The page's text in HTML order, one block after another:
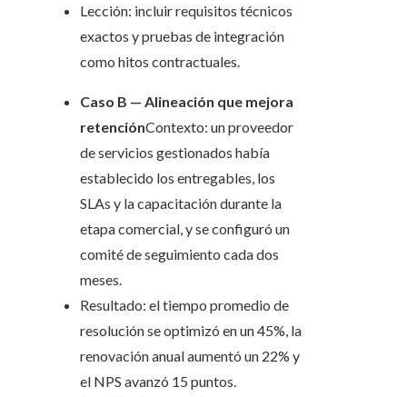
Lección: incluir requisitos técnicos
exactos y pruebas de integración
como hitos contractuales.
Caso B — Alineación que mejora
retenciónContexto: un proveedor
de servicios gestionados había
establecido los entregables, los
SLAs y la capacitación durante la
etapa comercial, y se configuró un
comité de seguimiento cada dos
meses.
Resultado: el tiempo promedio de
resolución se optimizó en un 45%, la
renovación anual aumentó un 22% y
el NPS avanzó 15 puntos.